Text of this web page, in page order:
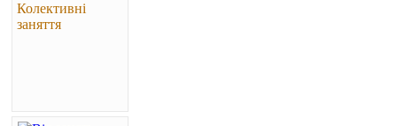
Колективні
заняття